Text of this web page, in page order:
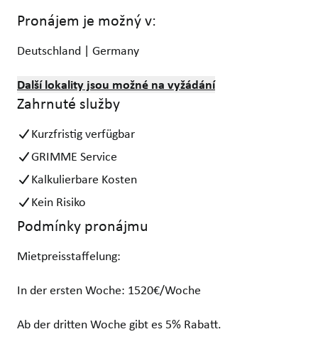
Pronájem je možný v:
Deutschland | Germany
Další lokality jsou možné na vyžádání
Zahrnuté služby
Kurzfristig verfügbar
GRIMME Service
Kalkulierbare Kosten
Kein Risiko
Podmínky pronájmu
Mietpreisstaffelung:
In der ersten Woche: 1520€/Woche
Ab der dritten Woche gibt es 5% Rabatt.